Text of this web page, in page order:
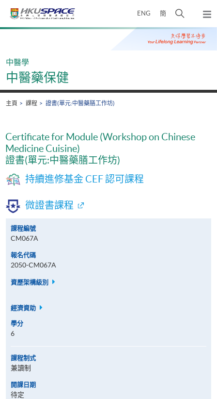
ENG 簡
開
搜
尋
彈
出
主
Main
中醫學
中醫藥保健
主頁 課程 證書(單元:中醫藥膳工作坊)
Certificate for Module (Workshop on Chinese
Medicine Cuisine)
證書(單元:中醫藥膳工作坊)
持續進修基金 CEF 認可課程
微證書課程
課程編號
CM067A
報名代碼
2050-CM067A
資歷架構級別
經濟資助
學分
6
課程制式
兼讀制
開課日期
待定